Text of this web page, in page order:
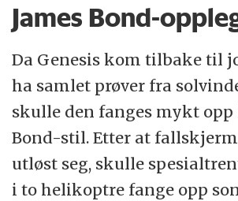
James Bond-
Da Genesis kom tilbake til
ha samlet prøver fra
skulle den fanges mykt opp
Bond-stil. Etter at
utløst seg, skulle
i to helikoptre fange opp